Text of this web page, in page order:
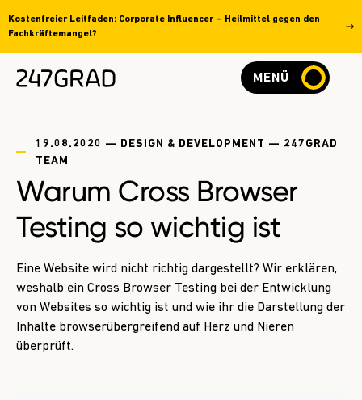
Kostenfreier Leitfaden: Corporate Influencer – Heilmittel gegen den
Fachkräftemangel?
MENÜ
19.08.2020 — DESIGN & DEVELOPMENT — 247GRAD
TEAM
Warum Cross Browser
Testing so wichtig ist
Eine Website wird nicht richtig dargestellt? Wir erklären,
weshalb ein Cross Browser Testing bei der Entwicklung
von Websites so wichtig ist und wie ihr die Darstellung der
Inhalte browserübergreifend auf Herz und Nieren
überprüft.